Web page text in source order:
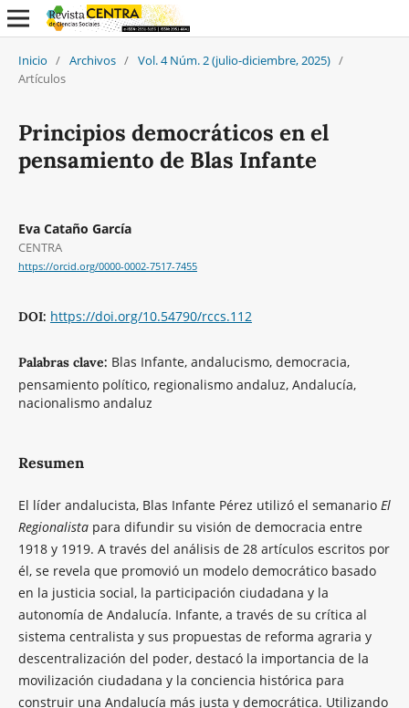
Inicio / Archivos / Vol. 4 Núm. 2 (julio-diciembre, 2025) /
Artículos
Principios democráticos en el
pensamiento de Blas Infante
Eva Cataño García
CENTRA
https://orcid.org/0000-0002-7517-7455
DOI: https://doi.org/10.54790/rccs.112
Palabras clave: Blas Infante, andalucismo, democracia,
pensamiento político, regionalismo andaluz, Andalucía,
nacionalismo andaluz
Resumen
El líder andalucista, Blas Infante Pérez utilizó el semanario El
Regionalistapara difundir su visión de democracia entre
1918 y 1919. A través del análisis de 28 artículos escritos por
él, se revela que promovió un modelo democrático basado
en la justicia social, la participación ciudadana y la
autonomía de Andalucía. Infante, a través de su crítica al
sistema centralista y sus propuestas de reforma agraria y
descentralización del poder, destacó la importancia de la
movilización ciudadana y la conciencia histórica para
construir una Andalucía más justa y democrática. Utilizando